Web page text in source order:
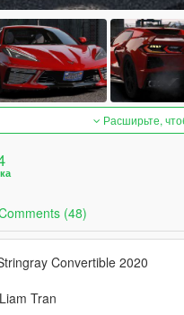
Расширьте,
(48)
Convertible 2020
Tran